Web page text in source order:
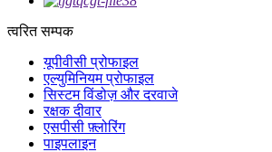
त्वरित सम्पक
यूपीवीसी प्रोफाइल
एल्युमिनियम प्रोफाइल
सिस्टम विंडोज़ और दरवाजे
रक्षक दीवार
एसपीसी फ़्लोरिंग
पाइपलाइन